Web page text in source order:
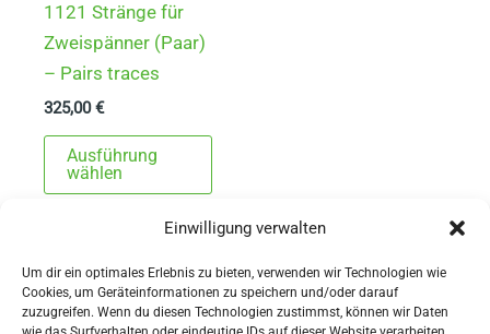
Einwilligung verwalten
Um dir ein optimales Erlebnis zu bieten, verwenden wir Technologien wie
Cookies, um Geräteinformationen zu speichern und/oder darauf
zuzugreifen. Wenn du diesen Technologien zustimmst, können wir Daten
1121 Stränge für
Zweispänner (Paar)
– Pairs traces
325,00€
Ausführung
wählen
Dieses
mehrere
Varianten
auf.
Die